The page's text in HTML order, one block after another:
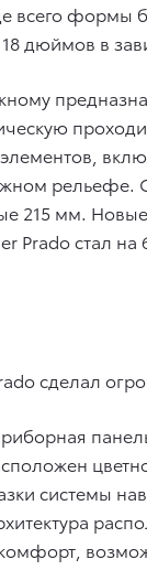
всего
дюймов в
215 мм.
Prado стал
сделал
системы